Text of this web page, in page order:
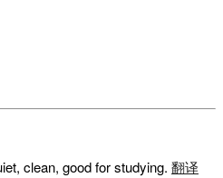
clean, good for studying. 翻译